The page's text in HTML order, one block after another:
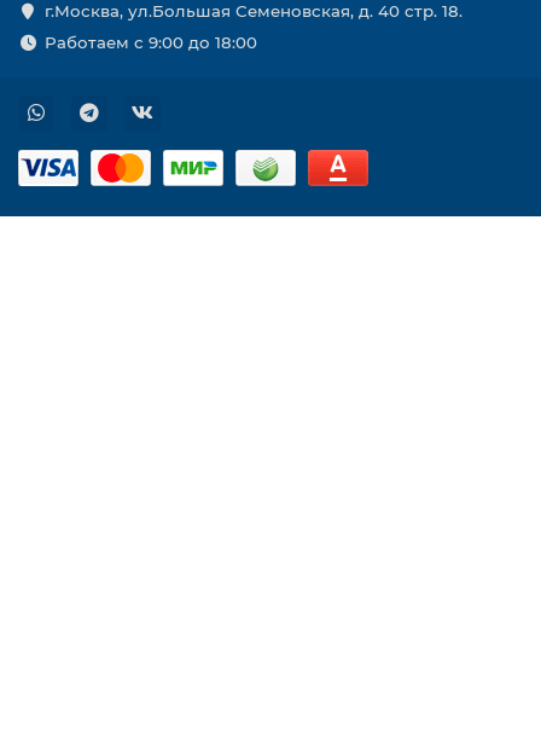
г.Москва, ул.Большая Семеновская, д. 40 стр. 18.
Работаем с 9:00 до 18:00